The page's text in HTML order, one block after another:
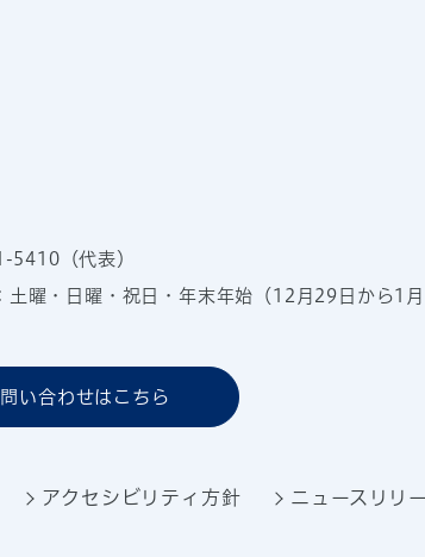
5410（代表）
土曜・日曜・祝日・年末年始（12月29日から1
い合わせはこちら
アクセシビリティ方針 ニュースリリ